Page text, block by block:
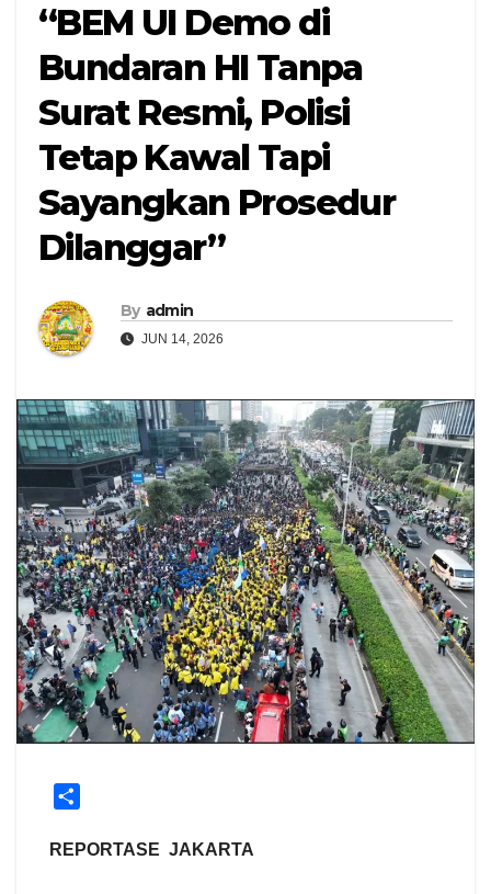
“BEM UI Demo di
Bundaran HI Tanpa
Surat Resmi, Polisi
Tetap Kawal Tapi
Sayangkan Prosedur
Dilanggar”
By admin
JUN 14, 2026
a
REPORTASE JAKARTA